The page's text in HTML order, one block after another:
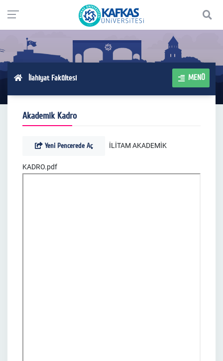
İlahiyat Fakültesi MENÜ
Akademik Kadro
Yeni Pencerede Aç İLİTAM AKADEMİK
KADRO.pdf